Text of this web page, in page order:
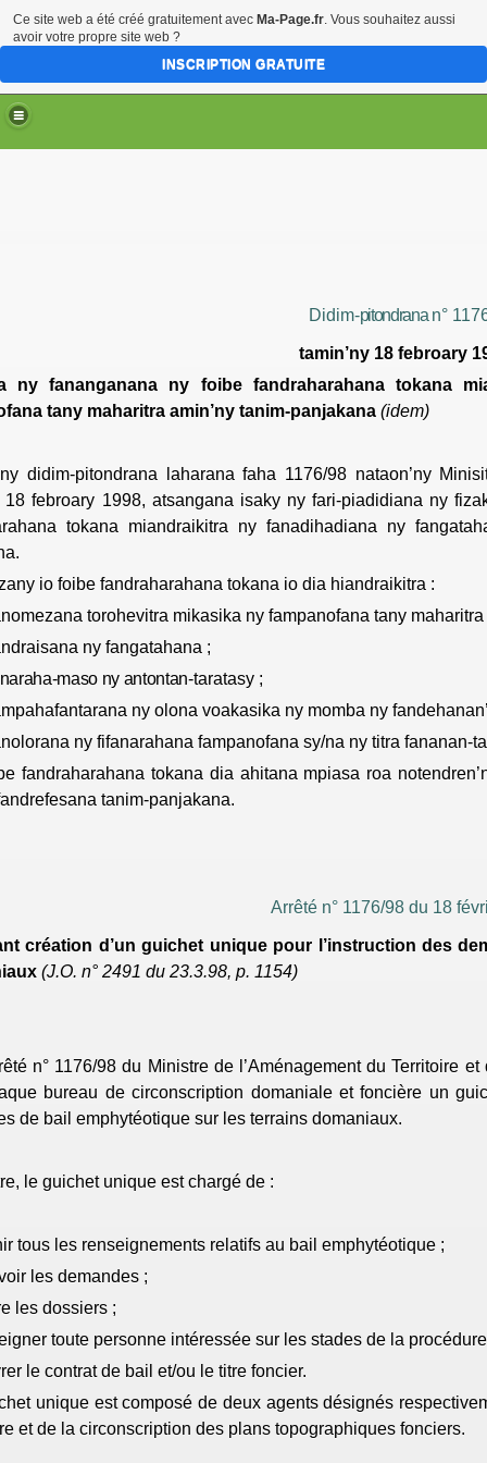
Didim-pitondranan°
tamin’ny 18febroary
ny fananganana ny foibe fandraharahana tokana
tany maharitra amin’ny tanim-panjakana (idem)
ny didim-pitondrana laharana faha 1176/98 nataon’ny
18febroary 1998, atsangana isaky ny fari-piadidiana ny
tokana miandraikitra ny fanadihadiana ny
.
io foibe fandraharahana tokana io dia hiandraikitra :
torohevitra mikasika ny fampanofana tany maharitra
ny fangatahana ;
maso ny antontan-taratasy;
ny olona voakasika ny momba ny
ny fifanarahana fampanofana sy/na ny titra fananan-
fandraharahana tokana dia ahitana mpiasa roa
tanim-panjakana.
Arrêté n° 1176/98 du 18
création d’un guichet unique pour l’instruction des
(J.O. n° 2491 du 23.3.98, p. 1154)
n° 1176/98 du Ministre de l’Aménagement du Territoire
bureau de circonscription domaniale et foncière un
de bail emphytéotique sur les terrains domaniaux.
le guichet unique est chargé de :
tous les renseignements relatifs au bail emphytéotique ;
les demandes ;
les dossiers ;
toute personne intéressée sur les stades de la
le contrat de bail et/ou le titre foncier.
unique est composé de deux agents désignés
et de la circonscription des plans topographiques fonciers.
Ce site web a été créé gratuitement avec Ma-Page.fr. Vous souhaitez aussi
avoir votre propre site web ?
INSCRIPTION GRATUITE